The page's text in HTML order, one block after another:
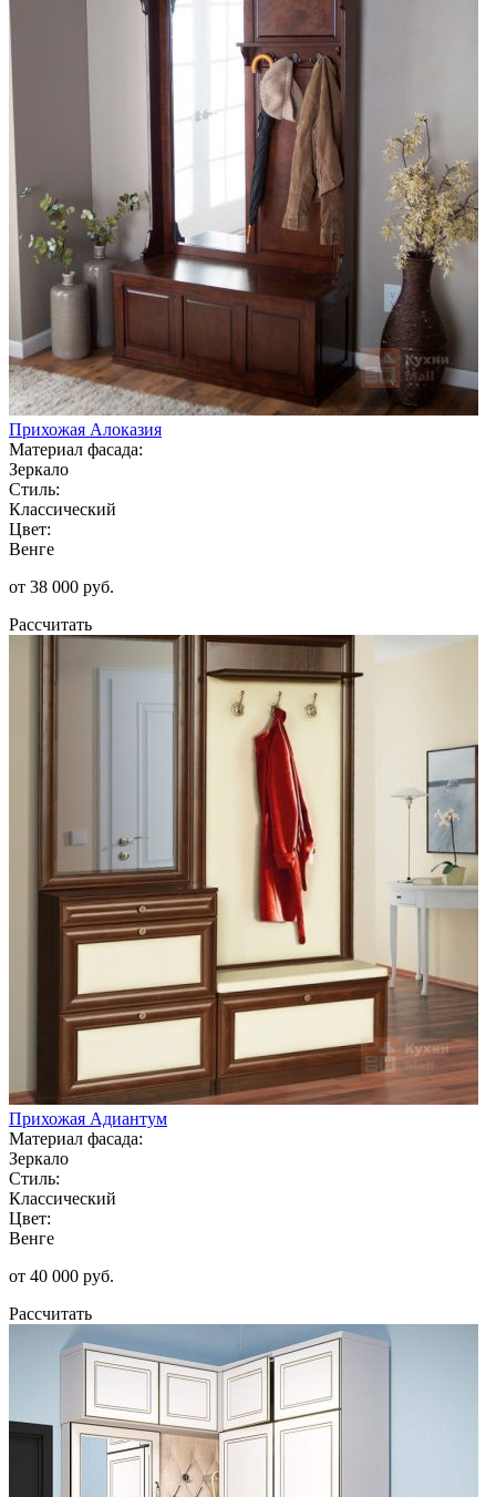
Прихожая Алоказия
Материал фасада:
Зеркало
Стиль:
Классический
Цвет:
Венге
от 38 000 руб.
Рассчитать
Прихожая Адиантум
Материал фасада:
Зеркало
Стиль:
Классический
Цвет:
Венге
от 40 000 руб.
Рассчитать